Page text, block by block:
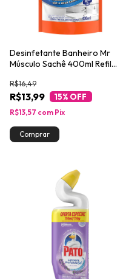
Desinfetante Banheiro Mr
Músculo Sachê 400ml Refil
R$13,99
R$16,49
15% OFF
R$13,57 com Pix